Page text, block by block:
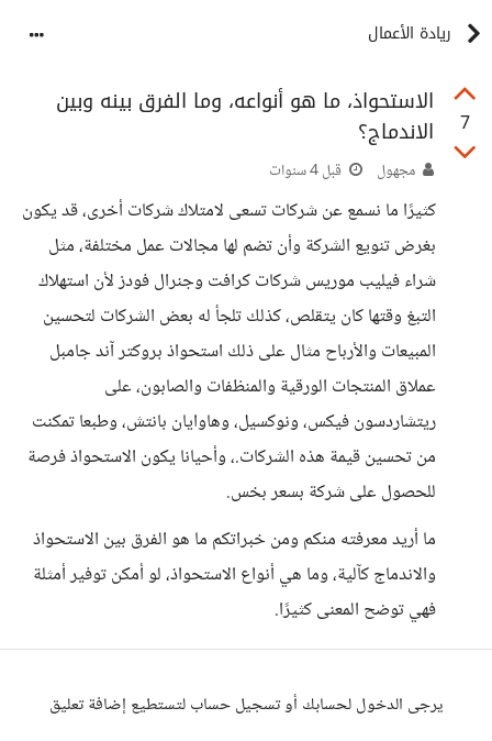
ريادة الأعمال
7
الاستحواذ، ما هو أنواعه، وما الفرق بينه وبين
الاندماج؟
مجهول قبل 4 سنوات
كثيرًا ما نسمع عن شركات تسعى لامتلاك شركات أخرى، قد يكون
بغرض تنويع الشركة وأن تضم لها مجالات عمل مختلفة، مثل
شراء فيليب موريس شركات كرافت وجنرال فودز لأن استهلاك
التبغ وقتها كان يتقلص، كذلك تلجأ له بعض الشركات لتحسين
المبيعات والأرباح مثال على ذلك استحواذ بروكتر آند جامبل
عملاق المنتجات الورقية والمنظفات والصابون، على
ريتشاردسون فيكس، ونوكسيل، وهاوايان بانتش، وطبعا تمكنت
من تحسين قيمة هذه الشركات.، وأحيانا يكون الاستحواذ فرصة
للحصول على شركة بسعر بخس.
ما أريد معرفته منكم ومن خبراتكم ما هو الفرق بين الاستحواذ
والاندماج كآلية، وما هي أنواع الاستحواذ، لو أمكن توفير أمثلة
فهي توضح المعنى كثيرًا.
يرجى الدخول لحسابك أو تسجيل حساب لتستطيع إضافة تعليق